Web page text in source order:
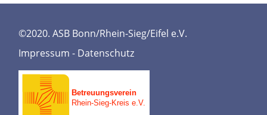
©2020. ASB Bonn/Rhein-Sieg/Eifel e.V.
Impressum - Datenschutz